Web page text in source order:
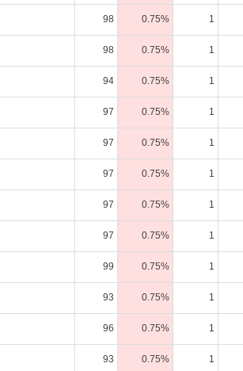
98 0.75% 1
98 0.75% 1
94 0.75% 1
97 0.75% 1
97 0.75% 1
97 0.75% 1
97 0.75% 1
97 0.75% 1
99 0.75% 1
93 0.75% 1
96 0.75% 1
93 0.75% 1